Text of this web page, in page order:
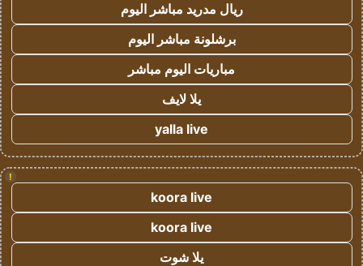
ريال مدريد مباشر اليوم
برشلونة مباشر اليوم
مباريات اليوم مباشر
يلا لايف
yalla live
!
koora live
koora live
يلا شوت